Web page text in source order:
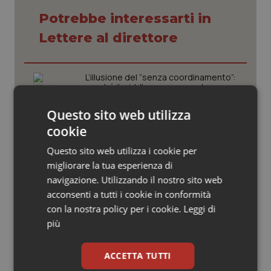
Veneto
Oncoematologia
Oncologia & Nutrizione
Quotidiano Cardiologia
Quotidiano Chirurgia
Quotidiano Oncologia
Quotidiano Pediatria
Rene & patologie urogenitali
Potrebbe interessarti in
Lettere al direttore
L’illusione del “senza coordinamento”:
perché il middle management
In sanità il vero errore è confondere
l’uguaglianza con l’indistinto
“Hai la diarrea? Vai alla Casa della
Comunità!” Slogan rischioso per una
giusta campagna promozionale delle
Il contratto della sanità e i frutti
avvelenati del neocorporativismo
Questo sito web utilizza
cookie
Questo sito web utilizza i cookie per
migliorare la tua esperienza di
navigazione. Utilizzando il nostro sito web
acconsenti a tutti i cookie in conformità
con la nostra policy per i cookie. Leggi di
più
ACCETTA TUTTI